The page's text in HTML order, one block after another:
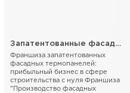
Запатентованные фасадные термопанели
Франшиза запатентованных
фасадных термопанелей:
прибыльный бизнес в сфере
строительства с нуля Франшиза
"Производство фасадных